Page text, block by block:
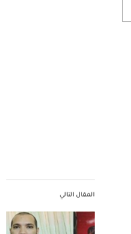
المقال التالي